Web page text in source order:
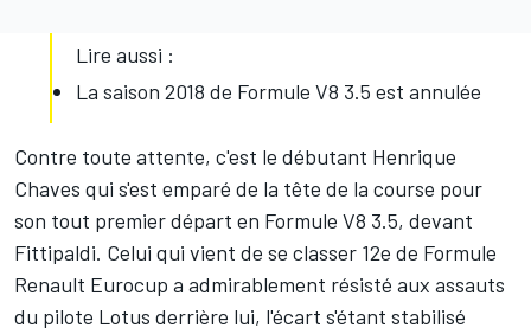
Lire aussi :
La saison 2018 de Formule V8 3.5 est annulée
Contre toute attente, c'est le débutant Henrique
Chaves qui s'est emparé de la tête de la course pour
son tout premier départ en Formule V8 3.5, devant
Fittipaldi. Celui qui vient de se classer 12e de Formule
Renault Eurocup a admirablement résisté aux assauts
du pilote Lotus derrière lui, l'écart s'étant stabilisé